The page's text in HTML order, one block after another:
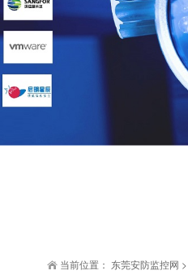
当前位置： 东莞安防监控网